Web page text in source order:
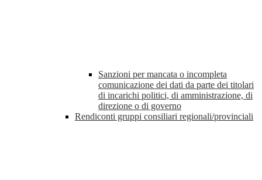
Sanzioni per mancata o incompleta
comunicazione dei dati da parte dei titolari
di incarichi politici, di amministrazione, di
direzione o di governo
Rendiconti gruppi consiliari regionali/provinciali